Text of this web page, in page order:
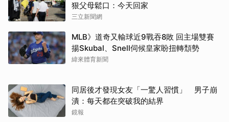
狠父母鬆口：今天回家
三立新聞網
MLB》道奇又輸球近9戰吞8敗 回主場雙賽
揚Skubal、Snell伺候皇家盼扭轉頹勢
緯來體育新聞
同居後才發現女友「一驚人習慣」 男子崩
潰：每天都在突破我的結界
鏡報